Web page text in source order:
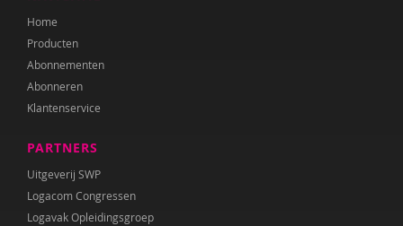
Home
Producten
Abonnementen
Abonneren
Klantenservice
PARTNERS
Uitgeverij SWP
Logacom Congressen
Logavak Opleidingsgroep